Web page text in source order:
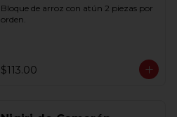
Bloque de arroz con atún 2 piezas por
orden.
$113.00